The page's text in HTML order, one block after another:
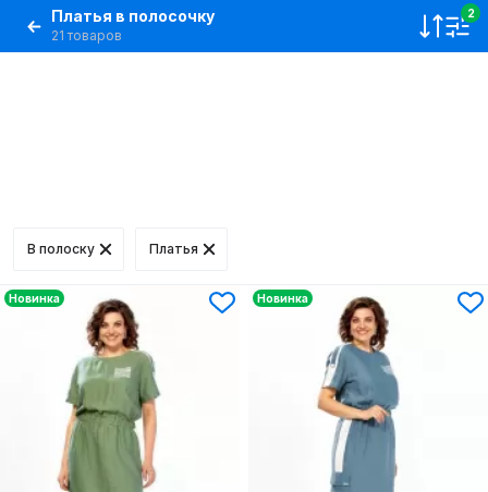
Платья в полосочку
21 товаров
2
В полоску Платья
Новинка Новинка